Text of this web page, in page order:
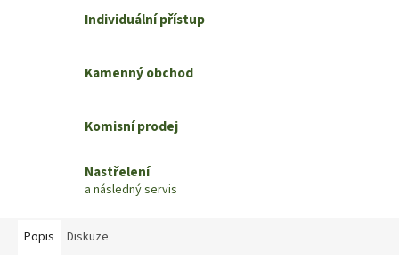
Individuální přístup
Kamenný obchod
Komisní prodej
Nastřelení
a následný servis
Popis Diskuze